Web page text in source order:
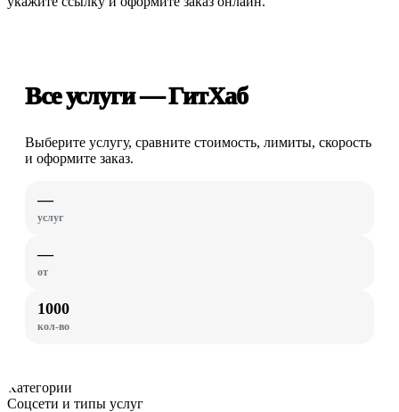
Все услуги — ГитХаб
Выберите услугу, сравните стоимость, лимиты, скорость
и оформите заказ.
—
услуг
—
от
1000
кол-во
Категории
Соцсети и типы услуг